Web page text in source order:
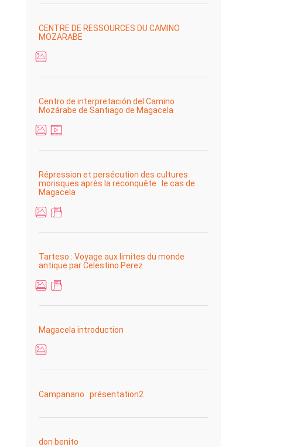
CENTRE DE RESSOURCES DU CAMINO
MOZARABE
Centro de interpretación del Camino
Mozárabe de Santiago de Magacela
Répression et persécution des cultures
morisques après la reconquête : le cas de
Magacela
Tarteso : Voyage aux limites du monde
antique par Celestino Perez
Magacela introduction
Campanario : présentation2
don benito